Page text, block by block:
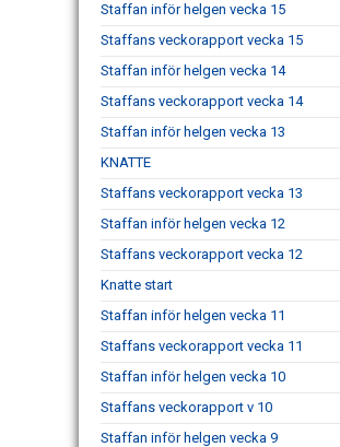
Staffan inför helgen vecka 15
Staffans veckorapport vecka 15
Staffan inför helgen vecka 14
Staffans veckorapport vecka 14
Staffan inför helgen vecka 13
KNATTE
Staffans veckorapport vecka 13
Staffan inför helgen vecka 12
Staffans veckorapport vecka 12
Knatte start
Staffan inför helgen vecka 11
Staffans veckorapport vecka 11
Staffan inför helgen vecka 10
Staffans veckorapport v 10
Staffan inför helgen vecka 9